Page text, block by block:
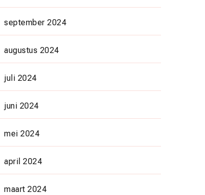
september 2024
augustus 2024
juli 2024
juni 2024
mei 2024
april 2024
maart 2024